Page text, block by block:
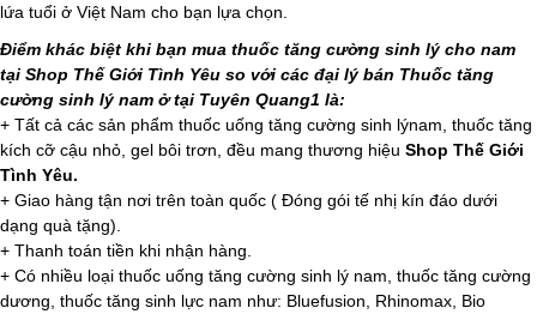
lứa tuổi ở Việt Nam cho bạn lựa chọn.
Điểm khác biệt khi bạn mua thuốc tăng cường sinh lý cho nam
tại Shop Thế Giới Tình Yêu so với các đại lý bán Thuốc tăng
cường sinh lý nam ở tại Tuyên Quang1 là:
+ Tất cả các sản phẩm thuốc uống tăng cường sinh lýnam, thuốc tăng
kích cỡ cậu nhỏ, gel bôi trơn, đều mang thương hiệu Shop Thế Giới
Tình Yêu.
+ Giao hàng tận nơi trên toàn quốc ( Đóng gói tế nhị kín đáo dưới
dạng quà tặng).
+ Thanh toán tiền khi nhận hàng.
+ Có nhiều loại thuốc uống tăng cường sinh lý nam, thuốc tăng cường
dương, thuốc tăng sinh lực nam như: Bluefusion, Rhinomax, Bio